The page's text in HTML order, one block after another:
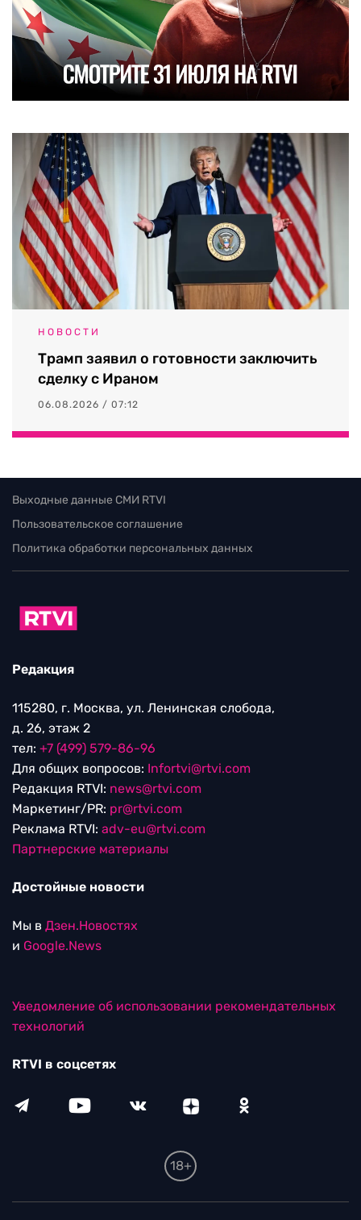
НОВОСТИ
Трамп заявил о готовности заключить
сделку с Ираном
06.08.2026 / 07:12
Выходные данные СМИ RTVI
Пользовательское соглашение
Политика обработки персональных данных
Редакция
115280, г. Москва, ул. Ленинская слобода,
д. 26, этаж 2
тел: +7 (499) 579-86-96
Для общих вопросов: Infortvi@rtvi.com
Редакция RTVI: news@rtvi.com
Маркетинг/PR: pr@rtvi.com
Реклама RTVI: adv-eu@rtvi.com
Партнерские материалы
Достойные новости
Мы в Дзен.Новостях
и Google.News
Уведомление об использовании рекомендательных
технологий
RTVI в соцсетях
18+